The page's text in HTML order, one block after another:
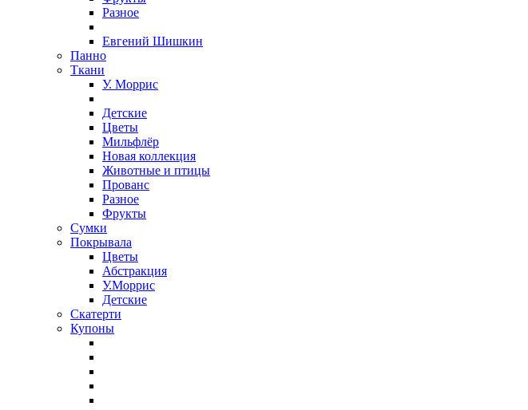
Разное
Евгений Шишкин
Панно
Ткани
У. Моррис
Детские
Цветы
Мильфлёр
Новая коллекция
Животные и птицы
Прованс
Разное
Фрукты
Сумки
Покрывала
Цветы
Абстракция
У.Моррис
Детские
Скатерти
Купоны